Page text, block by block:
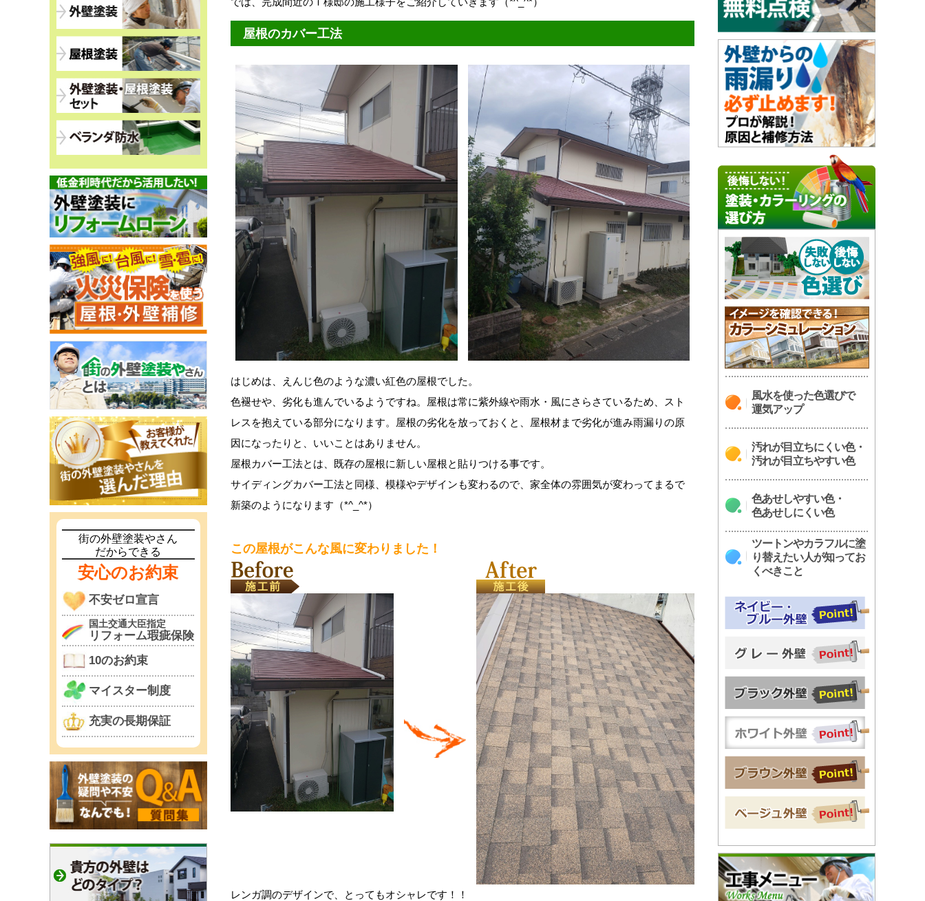
屋根のカバー工法
はじめは、えんじ色のような濃い紅色の屋根でした。
色褪せや、劣化も進んでいるようですね。屋根は常に紫外線や雨水・風にさらさているため、スト
レスを抱えている部分になります。屋根の劣化を放っておくと、屋根材まで劣化が進み雨漏りの原
因になったりと、いいことはありません。
屋根カバー工法とは、既存の屋根に新しい屋根と貼りつける事です。
サイディングカバー工法と同様、模様やデザインも変わるので、家全体の雰囲気が変わってまるで
新築のようになります（*^_^*）
この屋根がこんな風に変わりました！
レンガ調のデザインで、とってもオシャレです！！
風水を使った色選びで
運気アップ
汚れが目立ちにくい色・
汚れが目立ちやすい色
色あせしやすい色・
色あせしにくい色
ツートンやカラフルに塗
り替えたい人が知ってお
くべきこと
街の外壁塗装やさん
だからできる
安心のお約束
不安ゼロ宣言
国土交通大臣指定
リフォーム瑕疵保険
10のお約束
マイスター制度
充実の長期保証